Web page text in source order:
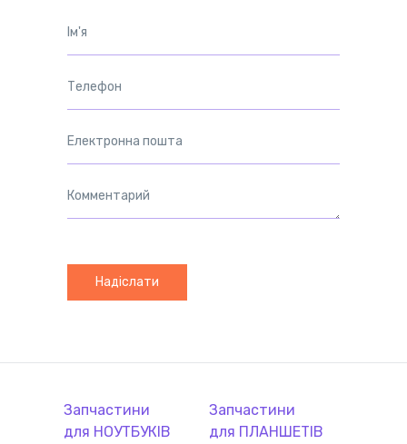
Запчастини
для НОУТБУКІВ
Запчастини
для ПЛАНШЕТІВ